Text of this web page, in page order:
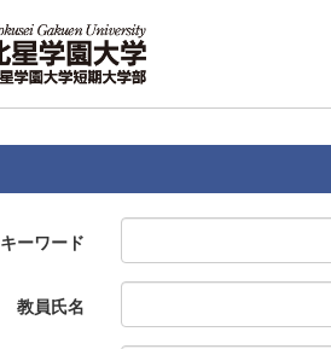
キーワード
教員氏名